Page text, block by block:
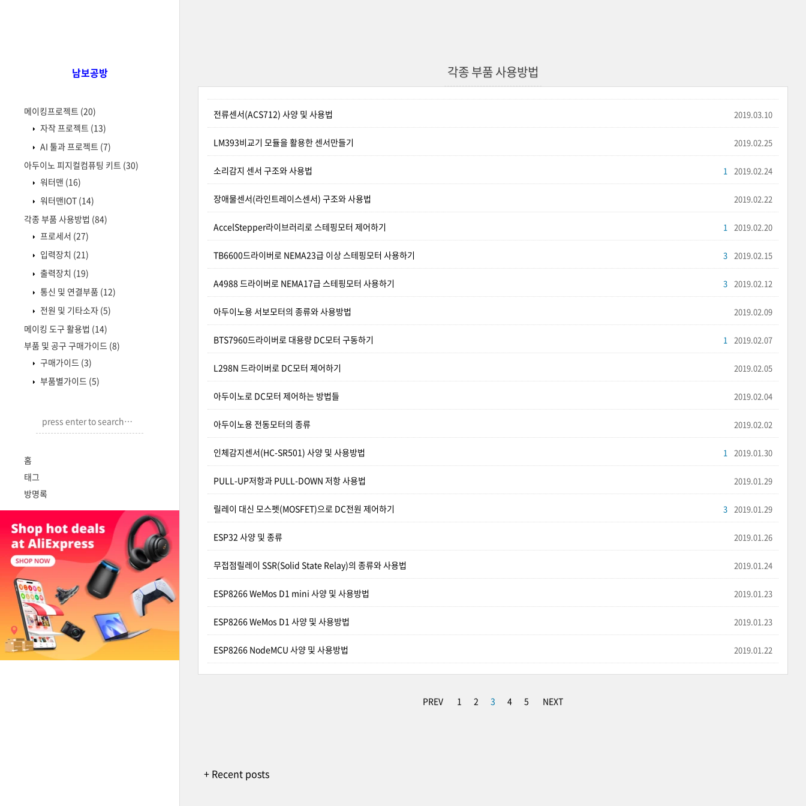
남보공방
메이킹프로젝트 (20)
자작 프로젝트 (13)
AI 툴과 프로젝트 (7)
아두이노 피지컬컴퓨팅 키트 (30)
워터맨 (16)
워터맨IOT (14)
각종 부품 사용방법 (84)
프로세서 (27)
입력장치 (21)
출력장치 (19)
통신 및 연결부품 (12)
전원 및 기타소자 (5)
메이킹 도구 활용법 (14)
부품 및 공구 구매가이드 (8)
구매가이드 (3)
부품별가이드 (5)
홈
태그
방명록
각종 부품 사용방법
전류센서(ACS712) 사양 및 사용법 2019.03.10
LM393비교기 모듈을 활용한 센서만들기 2019.02.25
소리감지 센서 구조와 사용법 2019.02.24
1
장애물센서(라인트레이스센서) 구조와 사용법 2019.02.22
AccelStepper라이브러리로 스테핑모터 제어하기 2019.02.20
1
TB6600드라이버로 NEMA23급 이상 스테핑모터 사용하기 2019.02.15
3
A4988 드라이버로 NEMA17급 스테핑모터 사용하기 2019.02.12
3
아두이노용 서보모터의 종류와 사용방법 2019.02.09
BTS7960드라이버로 대용량 DC모터 구동하기 2019.02.07
1
L298N 드라이버로 DC모터 제어하기 2019.02.05
아두이노로 DC모터 제어하는 방법들 2019.02.04
아두이노용 전동모터의 종류 2019.02.02
인체감지센서(HC-SR501) 사양 및 사용방법 2019.01.30
1
PULL-UP저항과 PULL-DOWN 저항 사용법 2019.01.29
릴레이 대신 모스펫(MOSFET)으로 DC전원 제어하기 2019.01.29
3
ESP32 사양 및 종류 2019.01.26
무접점릴레이 SSR(Solid State Relay)의 종류와 사용법 2019.01.24
ESP8266 WeMos D1 mini 사양 및 사용방법 2019.01.23
ESP8266 WeMos D1 사양 및 사용방법 2019.01.23
ESP8266 NodeMCU 사양 및 사용방법 2019.01.22
PREV 1 2 3 4 5 NEXT
+ Recent posts